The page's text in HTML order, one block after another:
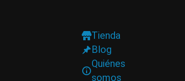
Tienda
Blog
Quiénes
somos